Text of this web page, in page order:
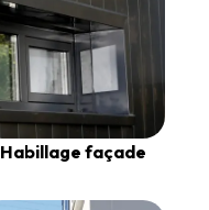
Habillage façade